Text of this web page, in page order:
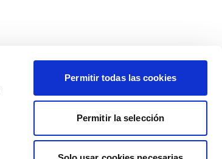
Permitir todas las cookies
Permitir la selección